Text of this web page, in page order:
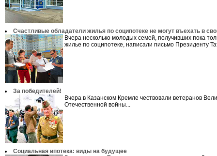
Счастливые обладатели жилья по соципотеке не могут въехать в
Вчера несколько молодых семей, получивших пока
жилье по соципотеке, написали письмо Президенту
За победителей!
Вчера в Казанском Кремле чествовали ветеранов
Отечественной войны...
Социальная ипотека: виды на будущее